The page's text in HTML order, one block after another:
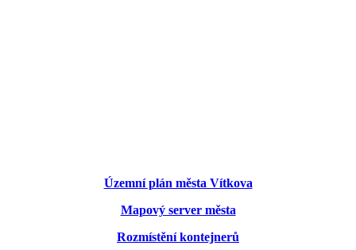
Územní plán města Vítkova
Mapový server města
Rozmístění kontejnerů